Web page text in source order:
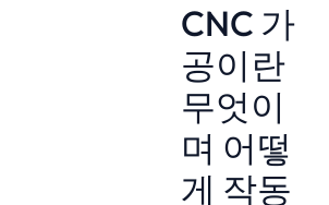
CNC 가
공이란
무엇이
며 어떻
게 작동